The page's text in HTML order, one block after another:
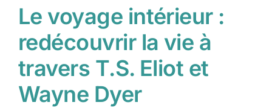
Le voyage intérieur :
redécouvrir la vie à
travers T.S. Eliot et
Wayne Dyer